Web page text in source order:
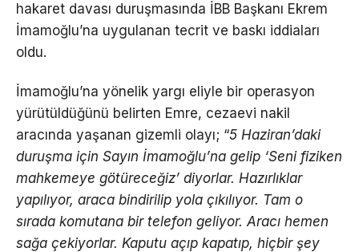
hakaret davası duruşmasında İBB Başkanı Ekrem
İmamoğlu’na uygulanan tecrit ve baskı iddiaları
oldu.
İmamoğlu’na yönelik yargı eliyle bir operasyon
yürütüldüğünü belirten Emre, cezaevi nakil
aracında yaşanan gizemli olayı; “5 Haziran’daki
duruşma için Sayın İmamoğlu’na gelip ‘Seni fiziken
mahkemeye götüreceğiz’ diyorlar. Hazırlıklar
yapılıyor, araca bindirilip yola çıkılıyor. Tam o
sırada komutana bir telefon geliyor. Aracı hemen
sağa çekiyorlar. Kaputu açıp kapatıp, hiçbir şey